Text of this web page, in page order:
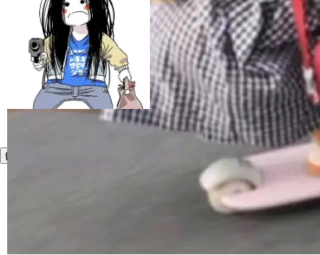
代码评审及自动化运维的全面落地夯实了“一体
化”的基座。 新版本将为用户带来更好的使用体
验和更高的工作效率，感谢大家一直以来的支持
和反馈，我们将继续努力提供更优秀的产品和服
务！ 新增功能点 DevOps： 采用自研代码托管
平台，支持一站式安装，提供从代码提交到交付
的...
器。HTTP 引擎是一个独立插件。你选一个，或
者选两个，不同环境之间切换，一行应用代码都
不用改。 下面快速过一下 10 种 HTTP 服务器
选项，各自适合什么场景，以及怎么切换。 一行
依赖替换 在 Solon 里换 HTTP 服务器就是改 po
m.xml 里一个依赖，别的什么都不用动。 <depe
ndency> <groupId>org.noear</groupId> <arti
factId>solon-web</artifac...
加载更多